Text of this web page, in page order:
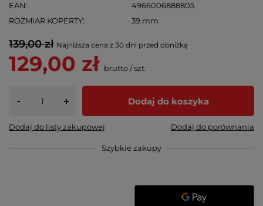
EAN
4966006888805
ROZMIAR KOPERTY
39 mm
139,00 zł Najniższa cena z 30 dni przed obniżką
129,00 zł brutto/szt.
- + Dodaj do koszyka
Dodaj do listy zakupowej Dodaj do porównania
Szybkie zakupy